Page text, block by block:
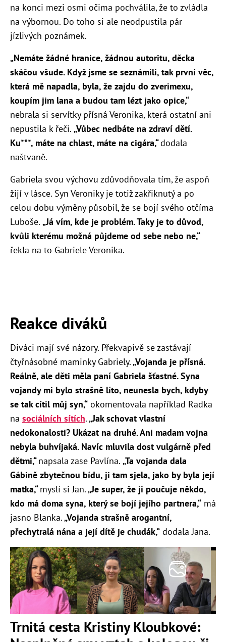
na konci mezi osmi očima pochválila, že to zvládla
na výbornou. Do toho si ale neodpustila pár
jízlivých poznámek.
„Nemáte žádné hranice, žádnou autoritu, děcka
skáčou všude. Když jsme se seznámili, tak první věc,
která mě napadla, byla, že zajdu do zverimexu,
koupím jim lana a budou tam lézt jako opice,“
nebrala si servítky přísná Veronika, která ostatní ani
nepustila k řeči. „Vůbec nedbáte na zdraví dětí.
Ku***, máte na chlast, máte na cigára,“dodala
naštvaně.
Gabriela svou výchovu zdůvodňovala tím, že aspoň
žijí v lásce. Syn Veroniky je totiž zakřiknutý a po
celou dobu výměny působil, že se bojí svého otčíma
Luboše. „Já vím, kde je problém. Taky je to důvod,
kvůli kterému možná půjdeme od sebe nebo ne,“
řekla na to Gabriele Veronika.
Reakce diváků
Diváci mají své názory. Překvapivě se zastávají
čtyřnásobné maminky Gabriely.„Vojanda je přísná.
Reálně, ale děti měla paní Gabriela šťastné. Syna
vojandy mi bylo strašně líto, neunesla bych, kdyby
se tak cítil můj syn,“ okomentovala například Radka
na sociálních sítích.„Jak schovat vlastní
nedokonalosti? Ukázat na druhé. Ani madam vojna
nebyla buhvíjaká. Navíc mluvila dost vulgárně před
dětmi,“napsala zase Pavlína. „Ta vojanda dala
Gábině zbytečnou bídu, ji tam sjela, jako by byla její
matka,“myslí si Jan.„Je super, že ji poučuje někdo,
kdo má doma syna, který se bojí jejího partnera,“ má
jasno Blanka.„Vojanda strašně arogantní,
přechytralá nána a její dítě je chudák,“ dodala Jana.
Trnitá cesta Kristiny Kloubkové: